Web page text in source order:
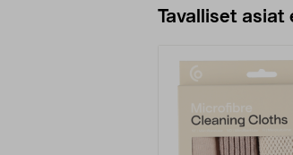
Tavalliset asiat